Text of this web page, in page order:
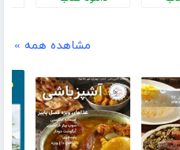
مشاهده همه »